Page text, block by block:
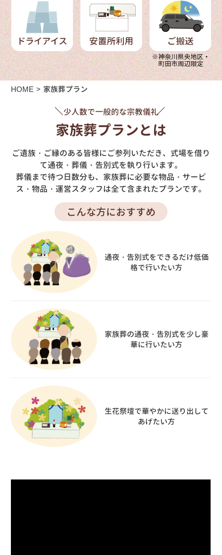
HOME 家族葬プラン
少人数で一般的な宗教儀礼
家族葬プランとは
ご遺族・ご縁のある皆様にご参列いただき、式場を借り
て通夜・葬儀・告別式を執り行います。
葬儀まで待つ日数分も、家族葬に必要な物品・サービ
ス・物品・運営スタッフは全て含まれたプランです。
こんな方におすすめ
通夜・告別式をできるだけ低価
格で行いたい方
家族葬の通夜・告別式を少し豪
華に行いたい方
生花祭壇で華やかに送り出して
あげたい方